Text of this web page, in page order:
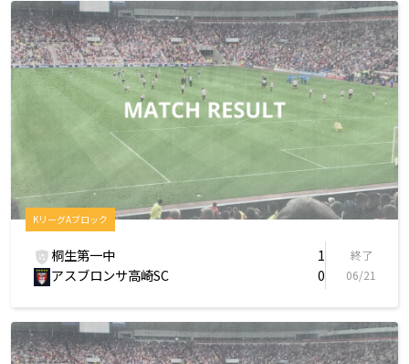
KリーグAブロック
桐生第一中 1
アスブロンサ高崎SC 0
終了
06/21